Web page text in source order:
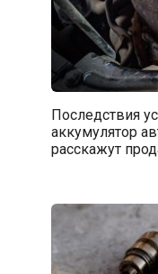
Последствия
аккумулятор
расскажут